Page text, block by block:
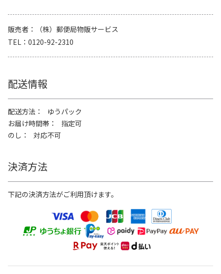
販売者
（株）郵便局物販サービス
TEL
0120-92-2310
配送情報
配送方法
ゆうパック
お届け時間帯
指定可
のし
対応不可
決済方法
下記の決済方法がご利用頂けます。